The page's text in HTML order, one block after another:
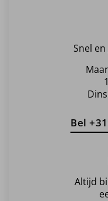
Snel
Bel
Altijd